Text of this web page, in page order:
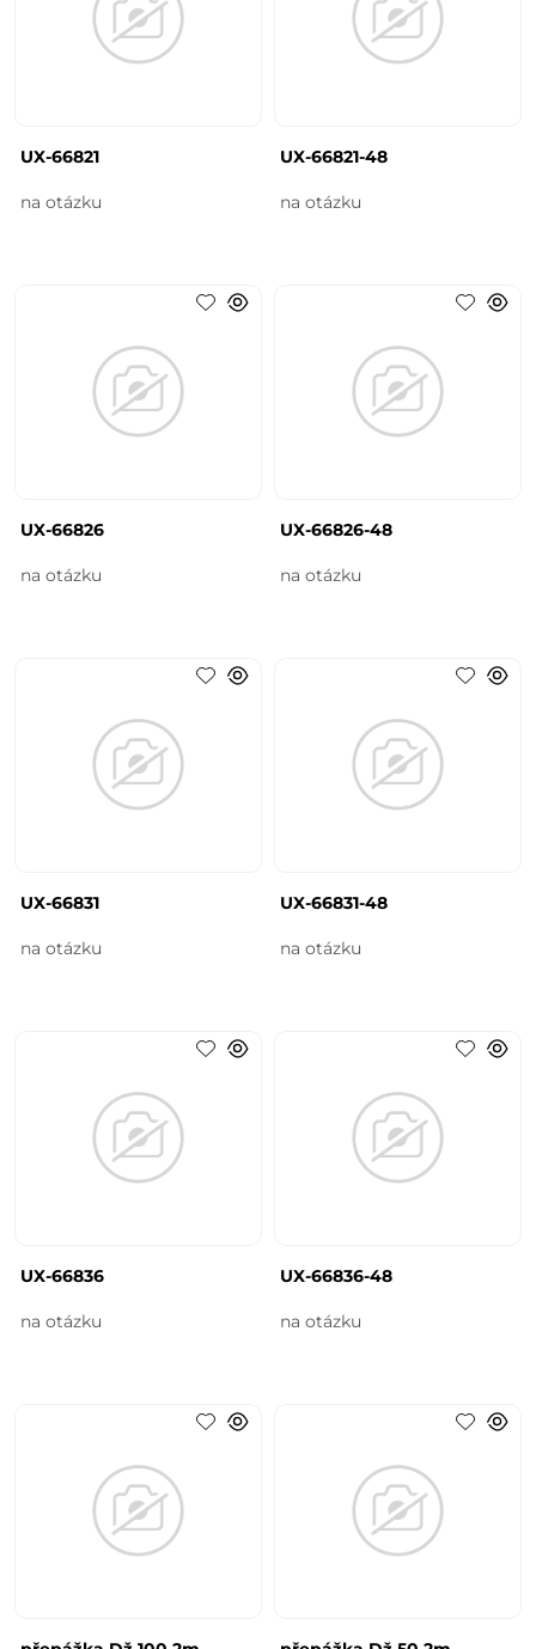
UX-66821
na otázku
UX-66821-48
na otázku
UX-66826
na otázku
UX-66826-48
na otázku
UX-66831
na otázku
UX-66831-48
na otázku
UX-66836
na otázku
UX-66836-48
na otázku